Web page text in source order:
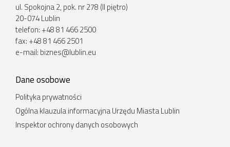
ul. Spokojna 2, pok. nr 278 (II piętro)
20-074 Lublin
telefon: +48 81 466 2500
fax: +48 81 466 2501
e-mail: biznes@lublin.eu
Dane osobowe
Polityka prywatności
Ogólna klauzula informacyjna Urzędu Miasta Lublin
Inspektor ochrony danych osobowych